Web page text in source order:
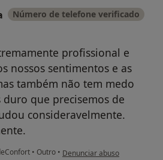
Número de telefone verificado
profissional e
nossos sentimentos e as
também não tem medo
que precisemos de
consideravelmente.
• Outro • na opinião do utilizador
Denunciar abuso